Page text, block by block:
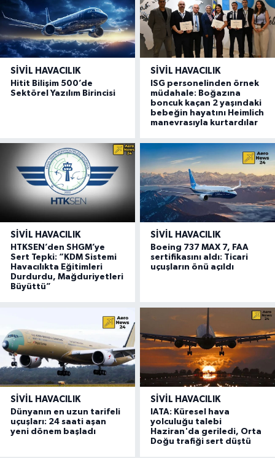
SIVIL HAVACILIK
Hitit Bilişim 500’de
Sektörel Yazılım Birincisi
SIVIL HAVACILIK
ISG personelinden örnek
müdahale: Boğazına
boncuk kaçan 2 yaşındaki
bebeğin hayatını Heimlich
manevrasıyla kurtardılar
SIVIL HAVACILIK
HTKSEN’den SHGM’ye
Sert Tepki: “KDM Sistemi
Havacılıkta Eğitimleri
Durdurdu, Mağduriyetleri
Büyüttü”
SIVIL HAVACILIK
Boeing 737 MAX 7, FAA
sertifikasını aldı: Ticari
uçuşların önü açıldı
SIVIL HAVACILIK
Dünyanın en uzun tarifeli
uçuşları: 24 saati aşan
yeni dönem başladı
SIVIL HAVACILIK
IATA: Küresel hava
yolculuğu talebi
Haziran'da geriledi, Orta
Doğu trafiği sert düştü